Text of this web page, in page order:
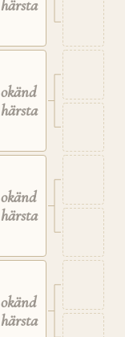
härstamning
okänd
härstamning
okänd
härstamning
okänd
härstamning